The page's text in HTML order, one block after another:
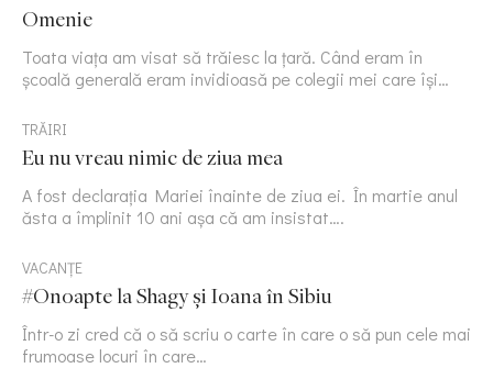
Omenie
Toata viața am visat să trăiesc la țară. Când eram în
școală generală eram invidioasă pe colegii mei care își…
TRĂIRI
Eu nu vreau nimic de ziua mea
A fost declarația Mariei înainte de ziua ei. În martie anul
ăsta a împlinit 10 ani așa că am insistat….
VACANȚE
#Onoapte la Shagy și Ioana în Sibiu
Într-o zi cred că o să scriu o carte în care o să pun cele mai
frumoase locuri în care…